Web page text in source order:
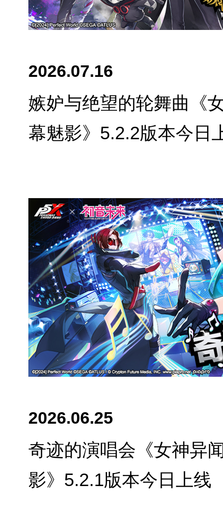
2026.07.16
嫉妒与绝望的轮舞曲《
幕魅影》5.2.2版本今日
2026.06.25
奇迹的演唱会《女神异
影》5.2.1版本今日上线